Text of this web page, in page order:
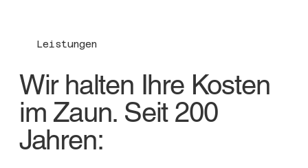
Leistungen
Wir halten Ihre Kosten
im Zaun. Seit 200
Jahren: